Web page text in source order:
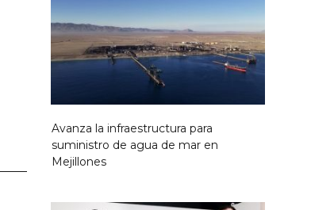
Avanza la infraestructura para
suministro de agua de mar en
Mejillones